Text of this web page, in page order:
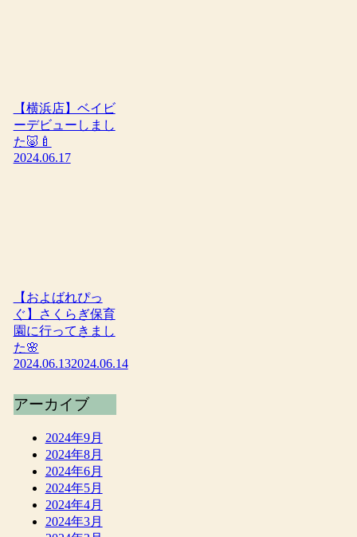
【横浜店】ベイビ
ーデビューしまし
た🐷🍼
2024.06.17
【およばれぴっ
ぐ】さくらぎ保育
園に行ってきまし
た🌸
2024.06.132024.06.14
アーカイブ
2024年9月
2024年8月
2024年6月
2024年5月
2024年4月
2024年3月